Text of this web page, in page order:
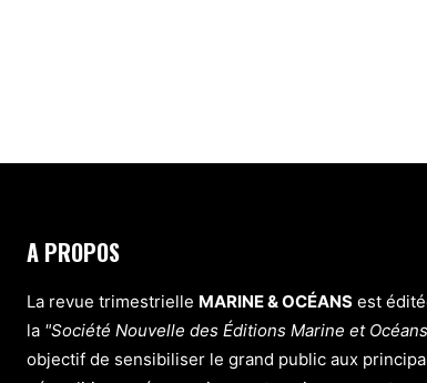
A PROPOS
La revue trimestrielle MARINE & OCÉANS est
la "Société Nouvelle des Éditions Marine et
objectif de sensibiliser le grand public aux